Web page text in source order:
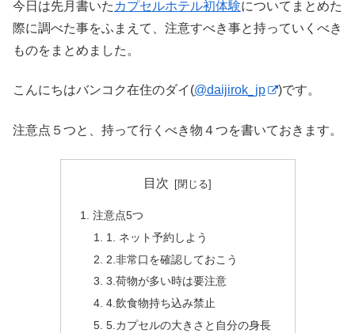
今日は先月書いた カプセルホテル初体験についてまとめた
際に調べた事をふまえて、注意すべき事と持っていくべき
ものをまとめました。
こんにちはバンコク在住のダイ(@daijirok_jp )です。
注意点５つと、持って行くべき物４つを書いておきます。
目次
注意点5つ
1. ネット予約しよう
2.非常口を確認しておこう
3.荷物が多い時は要注意
4.飲食物持ち込み禁止
5.カプセルの大きさと自分の身長